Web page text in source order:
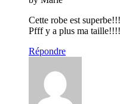
Cette robe est
Pfff y a plus ma taille!!!!
Répondre